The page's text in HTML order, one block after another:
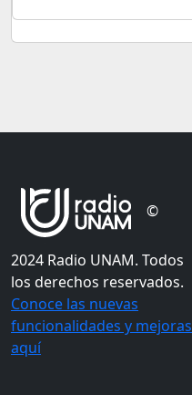
©
2024 Radio UNAM. Todos
los derechos reservados.
Conoce las nuevas
funcionalidades y mejoras
aquí